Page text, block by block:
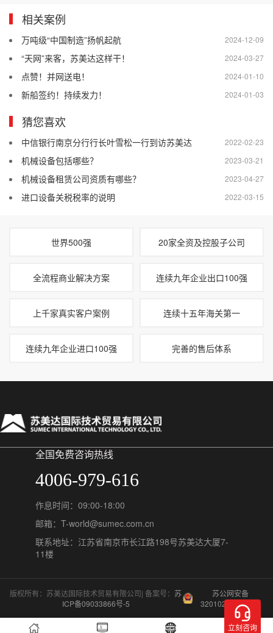
相关案例
2024-12-09
万吨级“中国制造”扬帆起航
2024-03-27
“天网”来客，苏美达这样干！
2024-01-10
点赞！并网送电！
2024-01-03
新船签约！持续发力！
猜您喜欢
2022-02-23
中信银行南京分行行长叶雪松一行到访苏美达
2023-03-21
机械设备包括哪些？
2023-04-27
机械设备租赁公司资质有哪些？
2022-03-15
进口设备关税税率的说明
世界500强 20家全资及控股子公司
全流程商业解决方案 连续九年企业出口100强
上千家真实客户案例 连续十五年海关第一
连续九年企业进口100强 完善的售后体系
全国免费咨询热线
4006-979-616
作息时间：09:00-18:00
邮箱：T-world@sumec.com.cn
联系地址：江苏省南京市长江路198号苏美达大厦7-
11楼
版权所有：苏美达国际技术贸易有限公司| 备案号：苏
ICP备09033866号-5
苏公网安备
32010202011548